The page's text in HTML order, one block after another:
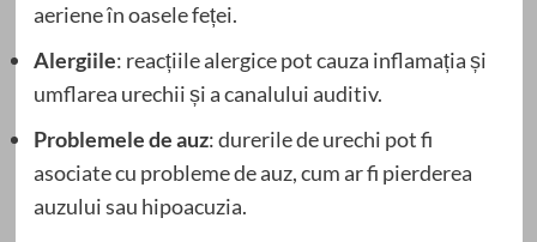
aeriene în oasele feței.
Alergiile: reacțiile alergice pot cauza inflamația și
umflarea urechii și a canalului auditiv.
Problemele de auz: durerile de urechi pot fi
asociate cu probleme de auz, cum ar fi pierderea
auzului sau hipoacuzia.